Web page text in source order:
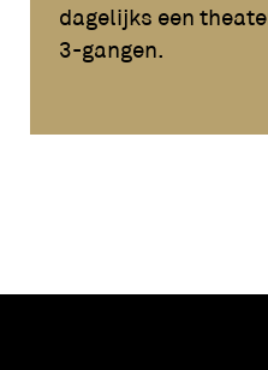
dagelijks een
3-gangen.